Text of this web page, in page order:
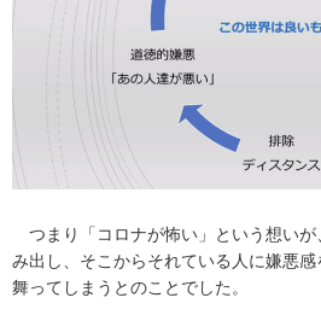
つまり「コロナが怖い」という想いが
み出し、そこからそれている人に嫌悪
舞ってしまうとのことでした。